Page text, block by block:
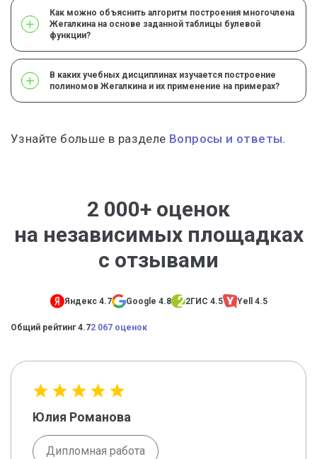
Как можно объяснить алгоритм построения многочлена
Жегалкина на основе заданной таблицы булевой
функции?
В каких учебных дисциплинах изучается построение
полиномов Жегалкина и их применение на примерах?
Узнайте больше в разделе Вопросы и ответы.
2 000+ оценок
на независимых площадках
с отзывами
Яндекс 4.7 Google 4.8 2ГИС 4.5 Yell 4.5
Общий рейтинг 4.72 067 оценок
Юлия Романова
Дипломная работа